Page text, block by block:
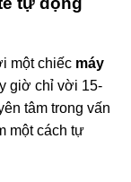
một chiếc máy
giờ chỉ vời 15-
tâm trong vấn
một cách tự